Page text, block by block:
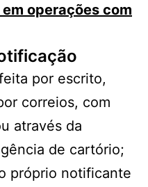
operações com
por escrito,
correios, com
através da
de cartório;
próprio notificante